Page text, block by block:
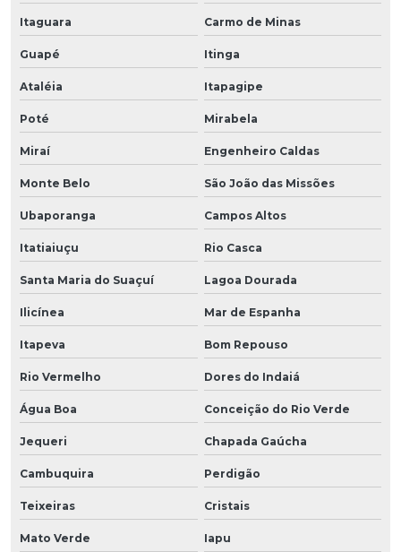
Itaguara Carmo de Minas
Guapé Itinga
Ataléia Itapagipe
Poté Mirabela
Miraí Engenheiro Caldas
Monte Belo São João das Missões
Ubaporanga Campos Altos
Itatiaiuçu Rio Casca
Santa Maria do Suaçuí Lagoa Dourada
Ilicínea Mar de Espanha
Itapeva Bom Repouso
Rio Vermelho Dores do Indaiá
Água Boa Conceição do Rio Verde
Jequeri Chapada Gaúcha
Cambuquira Perdigão
Teixeiras Cristais
Mato Verde Iapu